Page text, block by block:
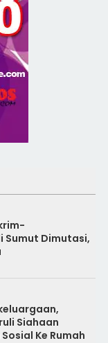
Sumut Dimutasi,
Siahaan
Ke Rumah